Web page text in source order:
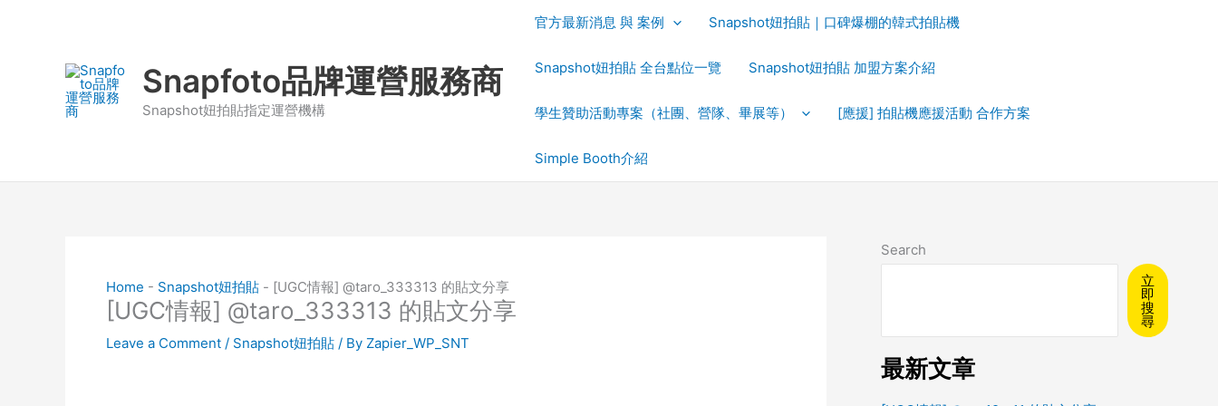
Snapfoto品牌運營服務商
Snapshot妞拍貼指定運營機構
官方最新消息 與 案例 Snapshot妞拍貼｜口碑爆棚的韓式拍貼機
Snapshot妞拍貼 全台點位一覽 Snapshot妞拍貼 加盟方案介紹
學生贊助活動專案（社團、營隊、畢展等） [應援] 拍貼機應援活動 合作方案
Simple Booth介紹
Home - Snapshot妞拍貼 - [UGC情報] @taro_333313 的貼文分享
[UGC情報] @taro_333313 的貼文分享
Leave a Comment / Snapshot妞拍貼 / By Zapier_WP_SNT
Search
立
即
搜
尋
最新文章